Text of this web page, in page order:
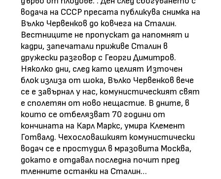
водача на СССР пресата публикува снимка на
Вълко Червенков до ковчега на Сталин.
Вестниците не пропускат да напомнят и
кадри, запечатали приживе Сталин в
дружески разговор с Георги Димитров.
Няколко дни, след като целият Източен
блок излиза от шока, Вълко Червенков вече
се е завърнал у нас, комунистическият свят
е сполетян от ново нещастие. В дните, в
които се отбелязват 70 години от
кончината на Карл Маркс, умира Клемент
Готвалд. Чехословашкият комунистически
водач се е простудил в мразовита Москва,
докато е отдавал последна почит пред
тленните останки на Сталин…